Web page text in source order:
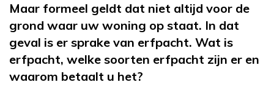
Maar formeel geldt dat niet altijd voor de
grond waar uw woning op staat. In dat
geval is er sprake van erfpacht. Wat is
erfpacht, welke soorten erfpacht zijn er en
waarom betaalt u het?